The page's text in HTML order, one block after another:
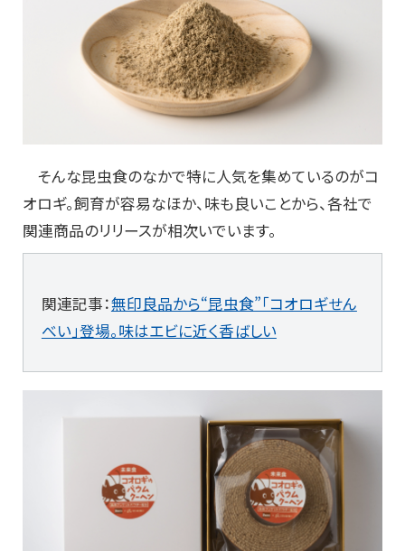
そんな昆虫食のなかで特に人気を集めているのがコ
オロギ。飼育が容易なほか、味も良いことから、各社で
関連商品のリリースが相次いでいます。
関連記事：無印良品から“昆虫食”「コオロギせん
べい」登場。味はエビに近く香ばしい